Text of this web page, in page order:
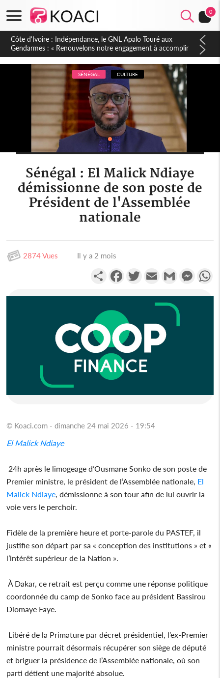
0
Sierra Leone : Un projet de réforme constitutionnelle en
gestation, points clés des amendements, un exclu d'avance
SÉNÉGAL CULTURE
Sénégal : El Malick Ndiaye
démissionne de son poste de
Président de l'Assemblée
nationale
2874 Vues Il y a 2 mois
PartagerFacebookTwitterEmail Gmail
© Koaci.com - dimanche 24 mai 2026 - 19:54
El Malick Ndiaye
24h après le limogeage d’Ousmane Sonko de son poste de
Premier ministre, le président de l’Assemblée nationale, El
Malick Ndiaye , démissionne à son tour afin de lui ouvrir la
voie vers le perchoir.
Fidèle de la première heure et porte-parole du PASTEF, il
justifie son départ par sa « conception des institutions » et «
l’intérêt supérieur de la Nation ».
À Dakar, ce retrait est perçu comme une réponse politique
coordonnée du camp de Sonko face au président Bassirou
Diomaye Faye.
Libéré de la Primature par décret présidentiel, l’ex-Premier
ministre pourrait désormais récupérer son siège de député
et briguer la présidence de l’Assemblée nationale, où son
parti détient une majorité absolue.